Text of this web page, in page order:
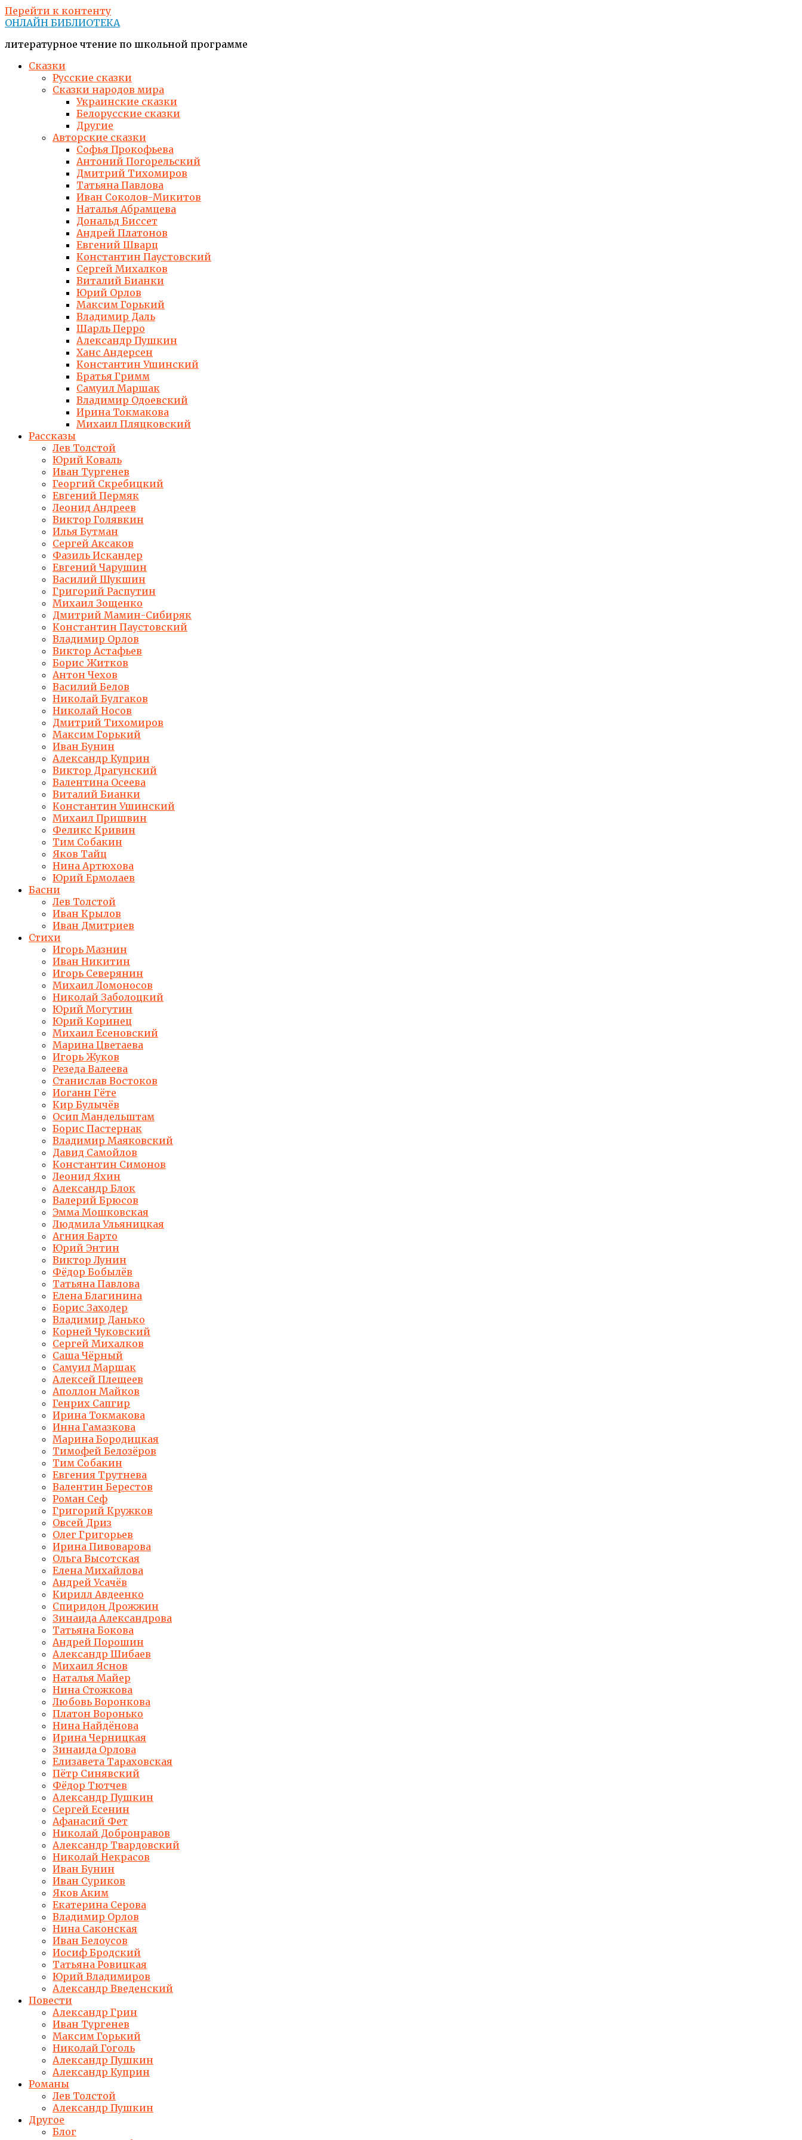
Перейти к контенту
ОНЛАЙН БИБЛИОТЕКА
литературное чтение по школьной программе
Сказки
Русские сказки
Сказки народов мира
Украинские сказки
Белорусские сказки
Другие
Авторские сказки
Софья Прокофьева
Антоний Погорельский
Дмитрий Тихомиров
Татьяна Павлова
Иван Соколов-Микитов
Наталья Абрамцева
Дональд Биссет
Андрей Платонов
Евгений Шварц
Константин Паустовский
Сергей Михалков
Виталий Бианки
Юрий Орлов
Максим Горький
Владимир Даль
Шарль Перро
Александр Пушкин
Ханс Андерсен
Константин Ушинский
Братья Гримм
Самуил Маршак
Владимир Одоевский
Ирина Токмакова
Михаил Пляцковский
Рассказы
Лев Толстой
Юрий Коваль
Иван Тургенев
Георгий Скребицкий
Евгений Пермяк
Леонид Андреев
Виктор Голявкин
Илья Бутман
Сергей Аксаков
Фазиль Искандер
Евгений Чарушин
Василий Шукшин
Григорий Распутин
Михаил Зощенко
Дмитрий Мамин-Сибиряк
Константин Паустовский
Владимир Орлов
Виктор Астафьев
Борис Житков
Антон Чехов
Василий Белов
Николай Булгаков
Николай Носов
Дмитрий Тихомиров
Максим Горький
Иван Бунин
Александр Куприн
Виктор Драгунский
Валентина Осеева
Виталий Бианки
Константин Ушинский
Михаил Пришвин
Феликс Кривин
Тим Собакин
Яков Тайц
Нина Артюхова
Юрий Ермолаев
Басни
Лев Толстой
Иван Крылов
Иван Дмитриев
Стихи
Игорь Мазнин
Иван Никитин
Игорь Северянин
Михаил Ломоносов
Николай Заболоцкий
Юрий Могутин
Юрий Коринец
Михаил Есеновский
Марина Цветаева
Игорь Жуков
Резеда Валеева
Станислав Востоков
Иоганн Гёте
Кир Булычёв
Осип Мандельштам
Борис Пастернак
Владимир Маяковский
Давид Самойлов
Константин Симонов
Леонид Яхин
Александр Блок
Валерий Брюсов
Эмма Мошковская
Людмила Ульяницкая
Агния Барто
Юрий Энтин
Виктор Лунин
Фёдор Бобылёв
Татьяна Павлова
Елена Благинина
Борис Заходер
Владимир Данько
Корней Чуковский
Сергей Михалков
Саша Чёрный
Самуил Маршак
Алексей Плещеев
Аполлон Майков
Генрих Сапгир
Ирина Токмакова
Инна Гамазкова
Марина Бородицкая
Тимофей Белозёров
Тим Собакин
Евгения Трутнева
Валентин Берестов
Роман Сеф
Григорий Кружков
Овсей Дриз
Олег Григорьев
Ирина Пивоварова
Ольга Высотская
Елена Михайлова
Андрей Усачёв
Кирилл Авдеенко
Спиридон Дрожжин
Зинаида Александрова
Татьяна Бокова
Андрей Порошин
Александр Шибаев
Михаил Яснов
Наталья Майер
Нина Стожкова
Любовь Воронкова
Платон Воронько
Нина Найдёнова
Ирина Черницкая
Зинаида Орлова
Елизавета Тараховская
Пётр Синявский
Фёдор Тютчев
Александр Пушкин
Сергей Есенин
Афанасий Фет
Николай Добронравов
Александр Твардовский
Николай Некрасов
Иван Бунин
Иван Суриков
Яков Аким
Екатерина Серова
Владимир Орлов
Нина Саконская
Иван Белоусов
Иосиф Бродский
Татьяна Ровицкая
Юрий Владимиров
Александр Введенский
Повести
Александр Грин
Иван Тургенев
Максим Горький
Николай Гоголь
Александр Пушкин
Александр Куприн
Романы
Лев Толстой
Александр Пушкин
Другое
Блог